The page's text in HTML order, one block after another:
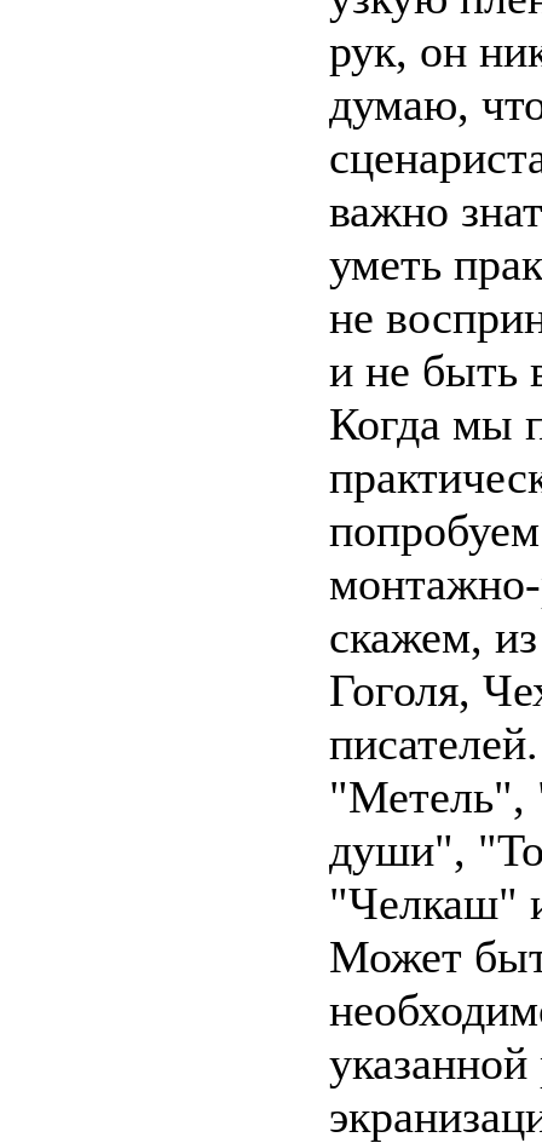
рук, он
думаю,
важно
уметь
не
и не быть
Когда мы
скажем,
Гоголя,
"Метель",
души",
"Челкаш"
Может